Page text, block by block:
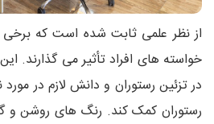
از نظر علمی ثابت شده است که
خواسته های افراد تأثیر می گذارند.
در تزئین رستوران و دانش لازم در
رستوران کمک کند. رنگ های روشن و